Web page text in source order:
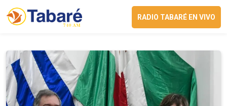
RADIO TABARÉ EN VIVO